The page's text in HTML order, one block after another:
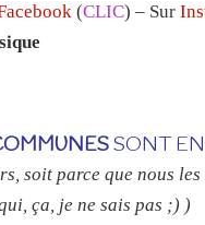
(CLIC) – Sur
SONT
soit parce que nous
ça, je ne sais pas ;) )